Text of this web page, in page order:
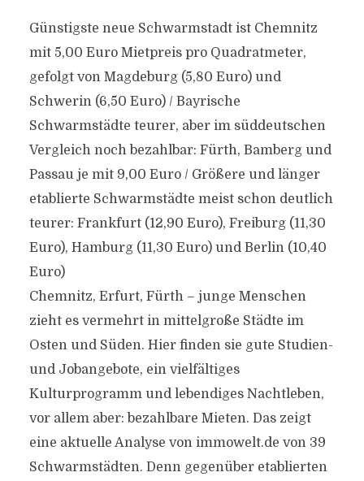
Günstigste neue Schwarmstadt ist Chemnitz
mit 5,00 Euro Mietpreis pro Quadratmeter,
gefolgt von Magdeburg (5,80 Euro) und
Schwerin (6,50 Euro) / Bayrische
Schwarmstädte teurer, aber im süddeutschen
Vergleich noch bezahlbar: Fürth, Bamberg und
Passau je mit 9,00 Euro / Größere und länger
etablierte Schwarmstädte meist schon deutlich
teurer: Frankfurt (12,90 Euro), Freiburg (11,30
Euro), Hamburg (11,30 Euro) und Berlin (10,40
Euro)
Chemnitz, Erfurt, Fürth – junge Menschen
zieht es vermehrt in mittelgroße Städte im
Osten und Süden. Hier finden sie gute Studien-
und Jobangebote, ein vielfältiges
Kulturprogramm und lebendiges Nachtleben,
vor allem aber: bezahlbare Mieten. Das zeigt
eine aktuelle Analyse von immowelt.de von 39
Schwarmstädten. Denn gegenüber etablierten